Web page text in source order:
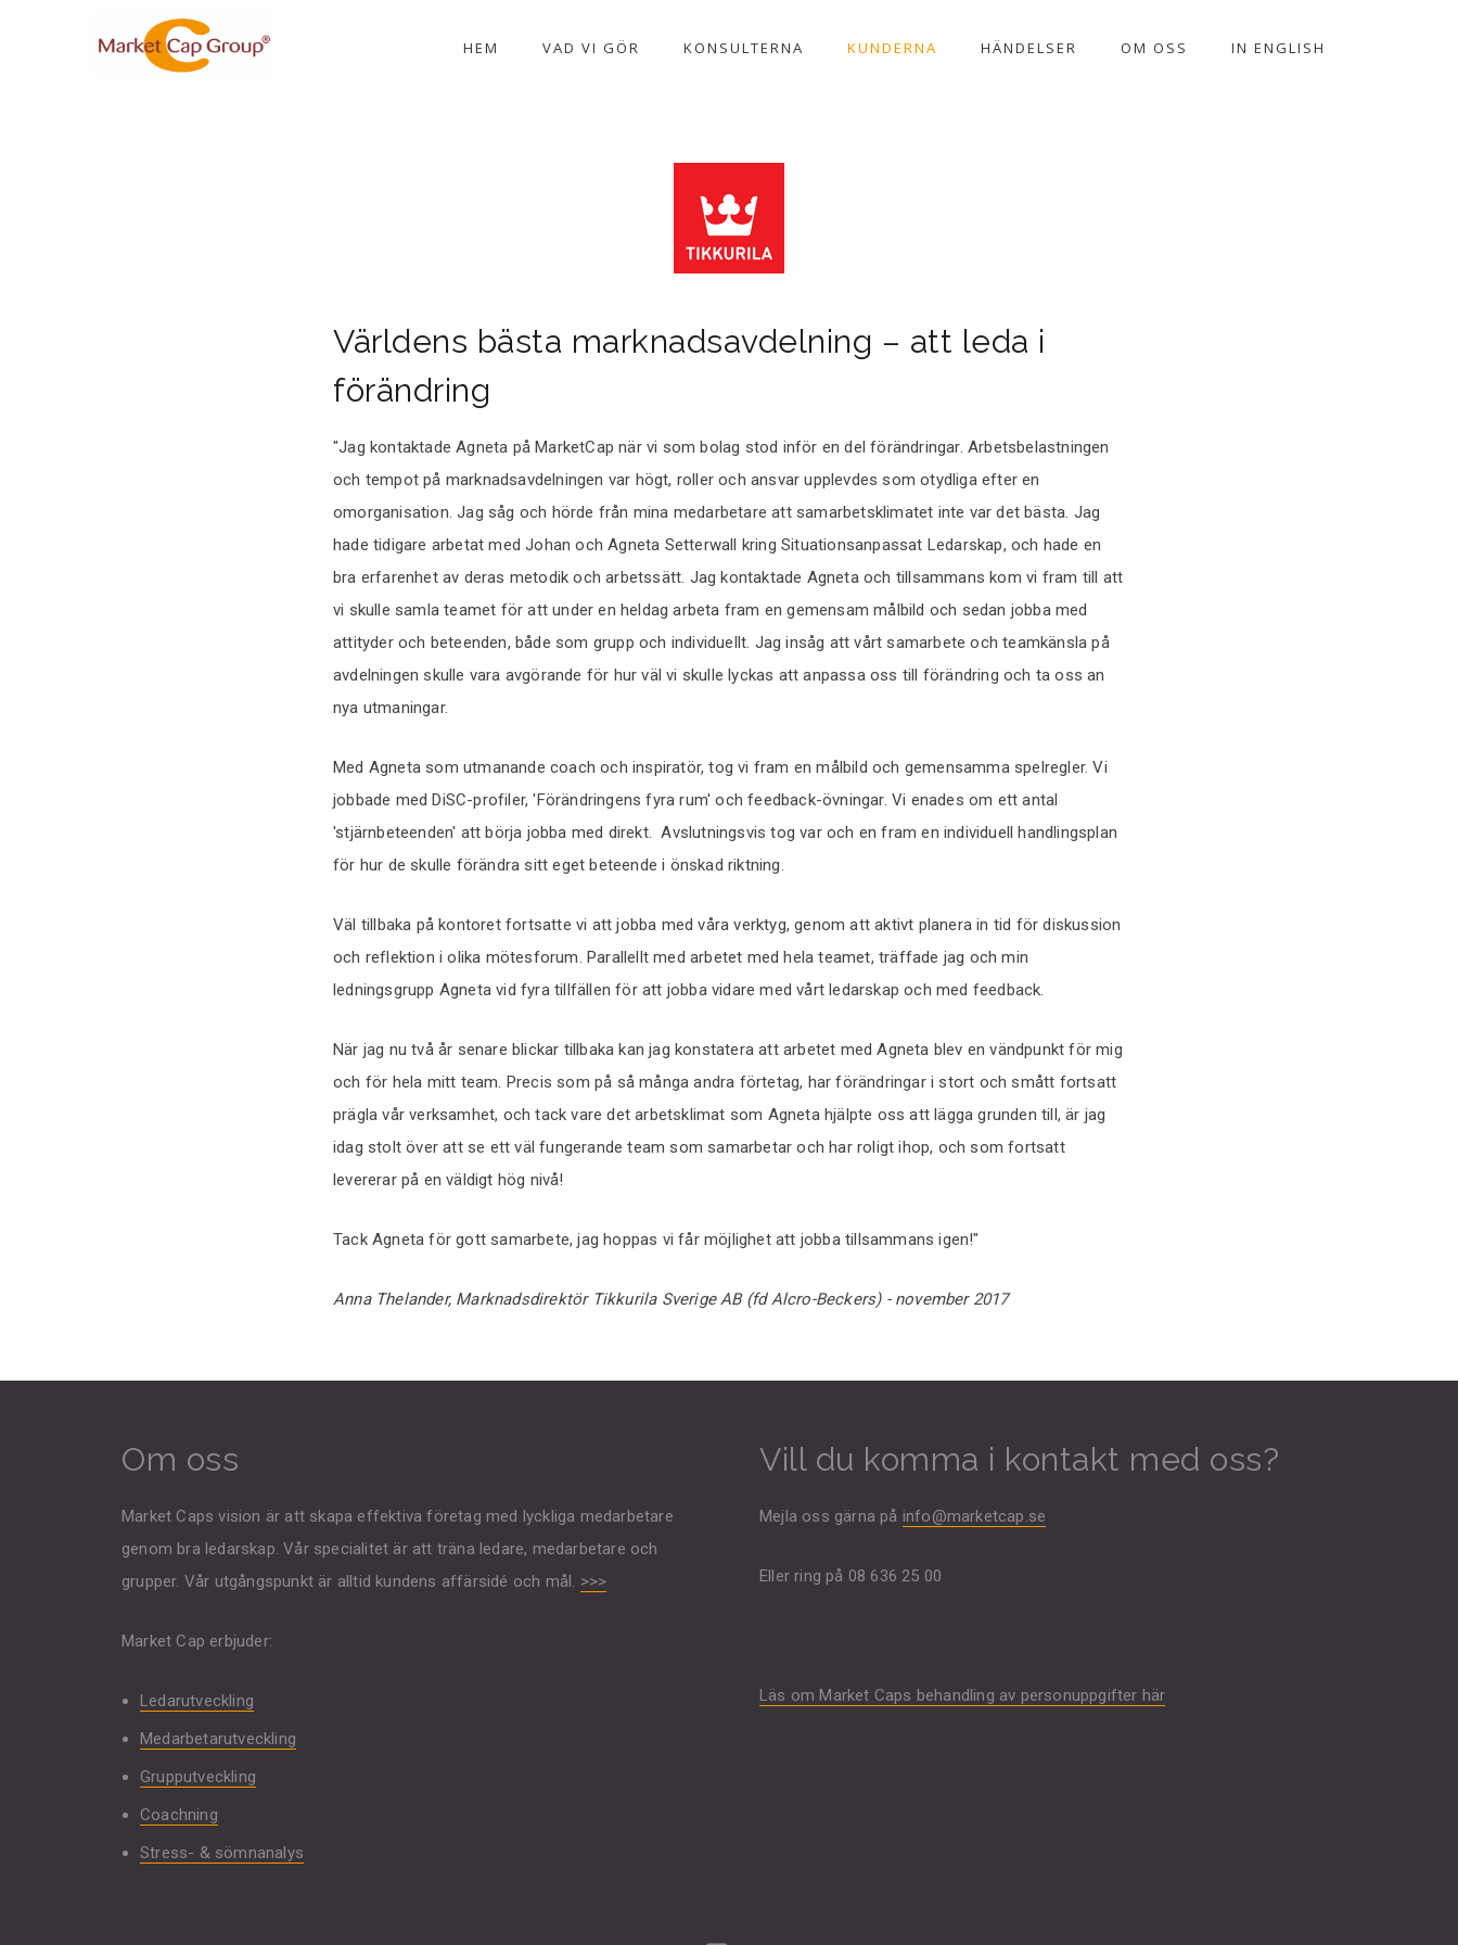
HEM VAD VI GÖR KONSULTERNA KUNDERNA HÄNDELSER OM OSS IN ENGLISH
Världens bästa marknadsavdelning – att leda i
förändring
"Jag kontaktade Agneta på MarketCap när vi som bolag stod inför en del förändringar. Arbetsbelastningen
och tempot på marknadsavdelningen var högt, roller och ansvar upplevdes som otydliga efter en
omorganisation. Jag såg och hörde från mina medarbetare att samarbetsklimatet inte var det bästa. Jag
hade tidigare arbetat med Johan och Agneta Setterwall kring Situationsanpassat Ledarskap, och hade en
bra erfarenhet av deras metodik och arbetssätt. Jag kontaktade Agneta och tillsammans kom vi fram till att
vi skulle samla teamet för att under en heldag arbeta fram en gemensam målbild och sedan jobba med
attityder och beteenden, både som grupp och individuellt. Jag insåg att vårt samarbete och teamkänsla på
avdelningen skulle vara avgörande för hur väl vi skulle lyckas att anpassa oss till förändring och ta oss an
nya utmaningar.
Med Agneta som utmanande coach och inspiratör, tog vi fram en målbild och gemensamma spelregler. Vi
jobbade med DiSC-profiler, 'Förändringens fyra rum' och feedback-övningar. Vi enades om ett antal
'stjärnbeteenden' att börja jobba med direkt. Avslutningsvis tog var och en fram en individuell handlingsplan
för hur de skulle förändra sitt eget beteende i önskad riktning.
Väl tillbaka på kontoret fortsatte vi att jobba med våra verktyg, genom att aktivt planera in tid för diskussion
och reflektion i olika mötesforum. Parallellt med arbetet med hela teamet, träffade jag och min
ledningsgrupp Agneta vid fyra tillfällen för att jobba vidare med vårt ledarskap och med feedback.
När jag nu två år senare blickar tillbaka kan jag konstatera att arbetet med Agneta blev en vändpunkt för mig
och för hela mitt team. Precis som på så många andra förtetag, har förändringar i stort och smått fortsatt
prägla vår verksamhet, och tack vare det arbetsklimat som Agneta hjälpte oss att lägga grunden till, är jag
idag stolt över att se ett väl fungerande team som samarbetar och har roligt ihop, och som fortsatt
levererar på en väldigt hög nivå!
Tack Agneta för gott samarbete, jag hoppas vi får möjlighet att jobba tillsammans igen!"
Anna Thelander, Marknadsdirektör Tikkurila Sverige AB (fd Alcro-Beckers) - november 2017
Om oss
Market Caps vision är att skapa effektiva företag med lyckliga medarbetare
genom bra ledarskap. Vår specialitet är att träna ledare, medarbetare och
grupper. Vår utgångspunkt är alltid kundens affärsidé och mål. >>>
Market Cap erbjuder:
Ledarutveckling
Medarbetarutveckling
Grupputveckling
Coachning
Stress- & sömnanalys
Vill du komma i kontakt med oss?
Mejla oss gärna på info@marketcap.se
Eller ring på 08 636 25 00
Läs om Market Caps behandling av personuppgifter här